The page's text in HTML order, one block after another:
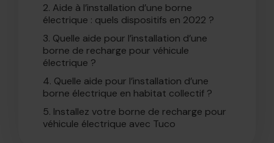
2. Aide à l’installation d’une borne
électrique : quels dispositifs en 2022 ?
3. Quelle aide pour l’installation d’une
borne de recharge pour véhicule
électrique ?
4. Quelle aide pour l’installation d’une
borne électrique en habitat collectif ?
5. Installez votre borne de recharge pour
véhicule électrique avec Tuco